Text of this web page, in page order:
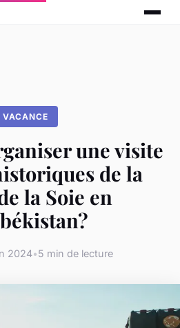
VACANCE
une visite
de la
la Soie en
2024•5 min de lecture